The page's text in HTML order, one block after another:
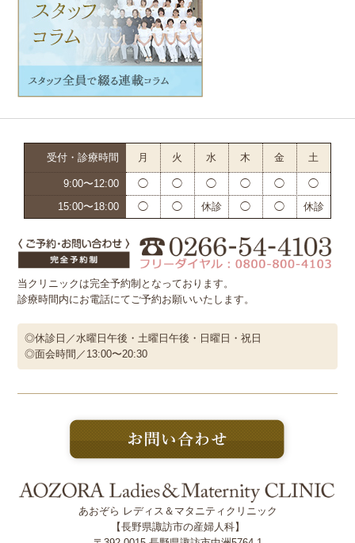
受付・診療時間 月 火 水 木 金 土
9:00〜12:00 ◯ ◯ ◯ ◯ ◯
◯
15:00〜18:00
◯ ◯ 休診 ◯ ◯ 休診
当クリニックは完全予約制となっております。
診療時間内にお電話にてご予約お願いいたします。
◎休診日／水曜日午後・土曜日午後・日曜日・祝日
◎面会時間／13:00〜20:30
あおぞら レディス＆マタニティクリニック
【長野県諏訪市の産婦人科】